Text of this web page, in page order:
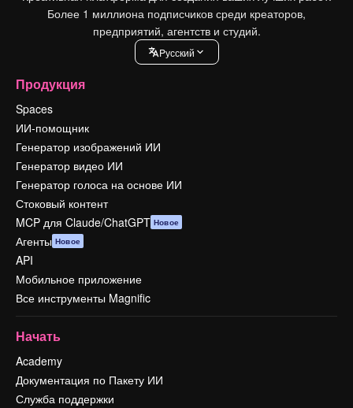
Более 1 миллиона подписчиков среди креаторов,
предприятий, агентств и студий.
Pусский
Продукция
Spaces
ИИ-помощник
Генератор изображений ИИ
Генератор видео ИИ
Генератор голоса на основе ИИ
Стоковый контент
MCP для Claude/ChatGPT Новое
Агенты Новое
API
Мобильное приложение
Все инструменты Magnific
Начать
Academy
Документация по Пакету ИИ
Служба поддержки